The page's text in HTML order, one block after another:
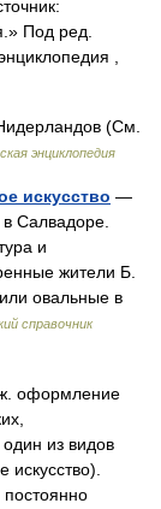
Под ред.
,
(См.
энциклопедия
искусство —
Салвадоре.
и
жители Б.
овальные в
справочник
оформление
из видов
искусство).